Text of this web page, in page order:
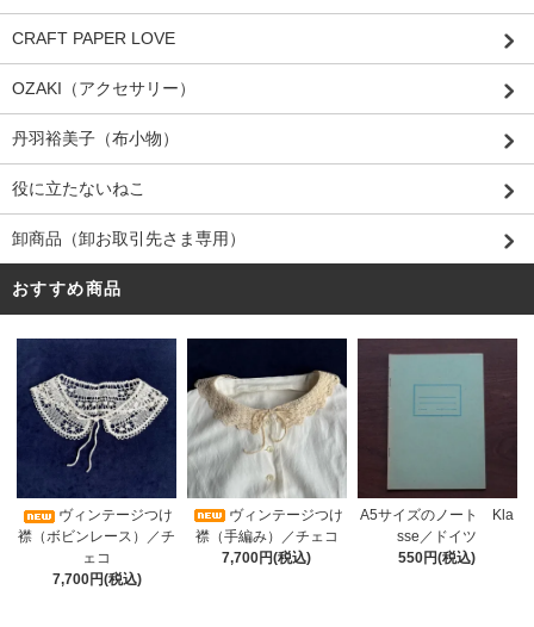
CRAFT PAPER LOVE
OZAKI（アクセサリー）
丹羽裕美子（布小物）
役に立たないねこ
卸商品（卸お取引先さま専用）
おすすめ商品
ヴィンテージつけ
襟（ボビンレース）／チ
ェコ
7,700円(税込)
ヴィンテージつけ
襟（手編み）／チェコ
7,700円(税込)
A5サイズのノート Kla
sse／ドイツ
550円(税込)